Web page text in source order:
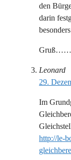
den
darin
Leonard
29.
Im
http://le-